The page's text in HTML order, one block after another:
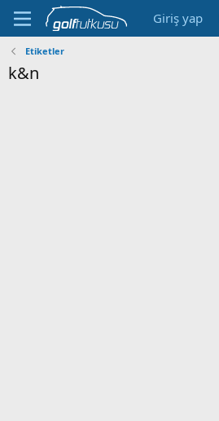
Giriş yap
Etiketler
k&n